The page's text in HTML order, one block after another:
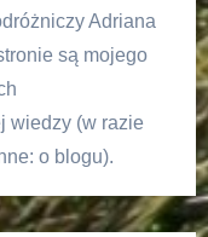
Adriana
są mojego
wiedzy (w razie
o blogu).